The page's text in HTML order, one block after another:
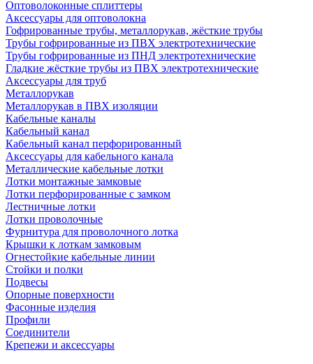
Оптоволоконные сплиттеры
Аксессуары для оптоволокна
Гофрированные трубы, металлорукав, жёсткие трубы
Трубы гофрированные из ПВХ электротехнические
Трубы гофрированные из ПНД электротехнические
Гладкие жёсткие трубы из ПВХ электротехнические
Аксессуары для труб
Металлорукав
Металлорукав в ПВХ изоляции
Кабельные каналы
Кабельный канал
Кабельный канал перфорированный
Аксессуары для кабельного канала
Металлические кабельные лотки
Лотки монтажные замковые
Лотки перфорированные с замком
Лестничные лотки
Лотки проволочные
Фурнитура для проволочного лотка
Крышки к лоткам замковым
Огнестойкие кабельные линии
Стойки и полки
Подвесы
Опорные поверхности
Фасонные изделия
Профили
Соединители
Крепежи и аксессуары